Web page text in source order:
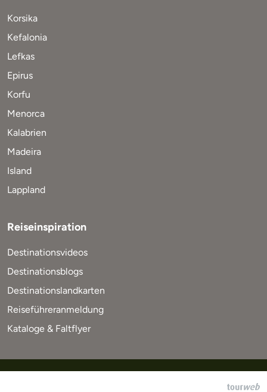
Korsika
Kefalonia
Lefkas
Epirus
Korfu
Menorca
Kalabrien
Madeira
Island
Lappland
Reiseinspiration
Destinationsvideos
Destinationsblogs
Destinationslandkarten
Reiseführeranmeldung
Kataloge & Faltflyer